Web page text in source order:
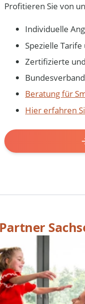
Profitieren Sie von
Individuelle
Spezielle
Zertifizierte
Beratung für
Hier erfahren